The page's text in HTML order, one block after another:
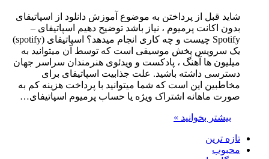
شاید قبل از پرداختن به موضوع آموزش دانلود از اسپاتیفای
بدون اکانت پرمیوم ، نیاز باشد توضیح دهیم اسپاتیفای –
Spotify چیست و چه کاری انجام میدهد؟ اسپاتیفای (spotify)
یک سرویس پخش موسیقی است که توسط آن میتوانید به
میلیون ها آهنگ ، پادکست و ویدئوی هنرمندان سراسر جهان
دسترسی داشته باشید. علت جذابیت اسپاتیفای برای
مخاطبین این است که شما میتوانید با پرداخت هزینه کم به
صورت ماهانه اشتراک ویژه یا حساب پرمیوم اسپاتیفای…
بیشتر بخوانید »
تازه ترین
محبوب